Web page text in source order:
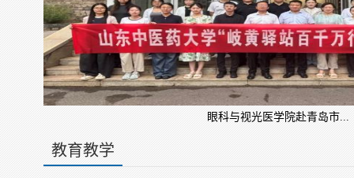
眼科与视光医学院赴青岛市...
教育教学